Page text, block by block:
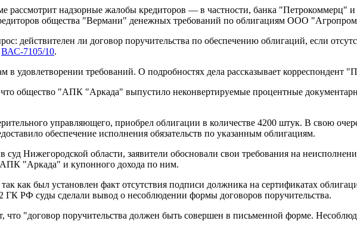
рассмотрит надзорные жалобы кредиторов — в частности, банка
общества "Вермани" денежных требований по облигациям ООО
действителен ли договор поручительства по обеспечению облигаций, если
ВАС-7105/10.
в удовлетворении требований. О подробностях дела рассказывает корреспондент
общество "АПК "Аркада" выпустило неконвертируемые процентные
управляющего, приобрел облигации в количестве 4200 штук. В свою
обеспечение исполнения обязательств по указанным облигациям.
Нижегородской области, заявители обосновали свои требования на
"Аркада" и купонного дохода по ним.
как был установлен факт отсутствия подписи должника на сертификатах
РФ суды сделали вывод о несоблюдении формы договоров поручительства.
что "договор поручительства должен быть совершен в письменной форме.